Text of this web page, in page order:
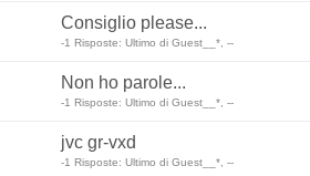
Consiglio please...
-1 Risposte: Ultimo di Guest__*, --
Non ho parole...
-1 Risposte: Ultimo di Guest__*, --
jvc gr-vxd
-1 Risposte: Ultimo di Guest__*, --